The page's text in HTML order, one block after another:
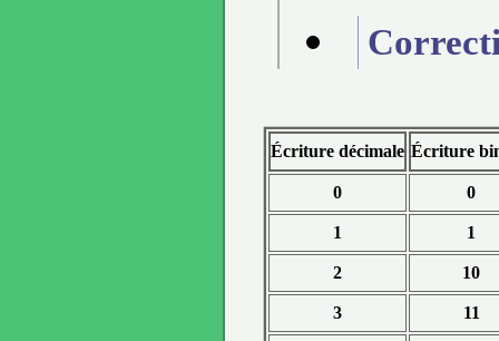
Écriture décimale Écriture
0 0
1 1
2 10
3 11